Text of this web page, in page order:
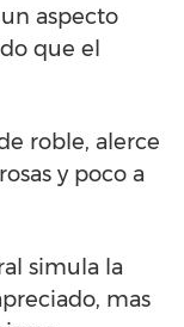
aspecto
que el
roble, alerce
y poco a
simula la
mas